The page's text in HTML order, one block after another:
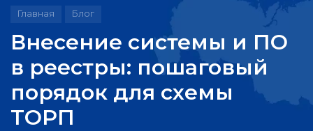
Главная Блог
Внесение системы и ПО
в реестры: пошаговый
порядок для схемы
ТОРП